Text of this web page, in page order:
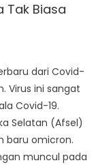
Tak Biasa
dari Covid-
Virus ini sangat
Covid-19.
Selatan (Afsel)
baru omicron.
muncul pada